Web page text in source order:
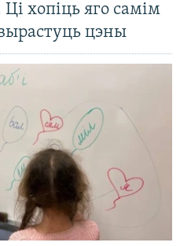
хопіць яго самім
цэны